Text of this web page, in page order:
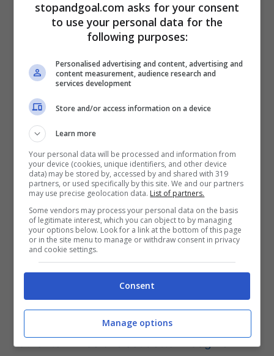
l’aggressione avvenuta il 4 maggio a
Claudiu Micovschi dell’Avellio, ci sarebbe
la sconfitta ai Play-Off contro il Foggia.
Secondo quanto ricostruito, Micovschi era
in auto con un suo compagno di squadra,
di ritorno a casa, ed è statominacciato e
denudato da tre tifosi. Il motivo? Indegno
di indossare i colori della squadra
avellinese. Nel video le immagini
dell’aggressione che, con il calcio, non ha
nulla a che vedere.
LEGGI ANCHE >>>Portiere aggredito
durante l’invasione scudetto: indagine
stopandgoal.com asks for your consent
to use your personal data for the
following purposes:
Personalised advertising and content, advertising and
content measurement, audience research and
services development
Store and/or access information on a device
Learn more
Your personal data will be processed and information from
your device (cookies, unique identifiers, and other device
data) may be stored by, accessed by and shared with 319
partners, or used specifically by this site. We and our partners
may use precise geolocation data. List of partners.
Some vendors may process your personal data on the basis
of legitimate interest, which you can object to by managing
your options below. Look for a link at the bottom of this page
or in the site menu to manage or withdraw consent in privacy
and cookie settings.
Consent
Manage options